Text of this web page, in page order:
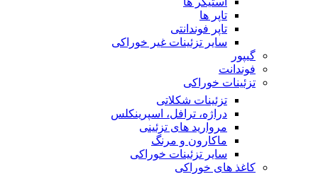
تاپر ها
تاپر فوندانتی
سایر تزئینات غیر خوراکی
گیپور
فوندانت
تزئینات خوراکی
تزئینات شکلاتی
دراژه، ترافل، اسپرینکلس
مروارید های تزئینی
ماکارون و مرنگ
سایر تزئینات خوراکی
کاغذ های خوراکی